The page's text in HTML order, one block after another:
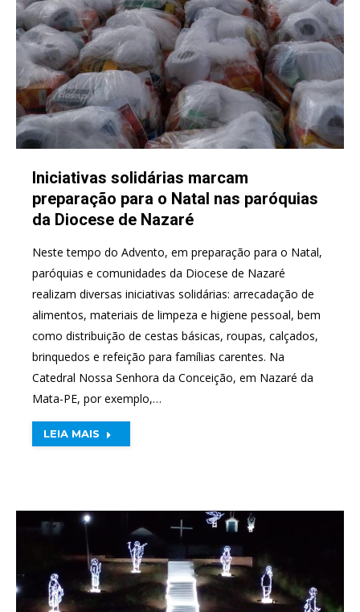
Iniciativas solidárias marcam
preparação para o Natal nas paróquias
da Diocese de Nazaré
Neste tempo do Advento, em preparação para o Natal,
paróquias e comunidades da Diocese de Nazaré
realizam diversas iniciativas solidárias: arrecadação de
alimentos, materiais de limpeza e higiene pessoal, bem
como distribuição de cestas básicas, roupas, calçados,
brinquedos e refeição para famílias carentes. Na
Catedral Nossa Senhora da Conceição, em Nazaré da
Mata-PE, por exemplo,…
LEIA MAIS